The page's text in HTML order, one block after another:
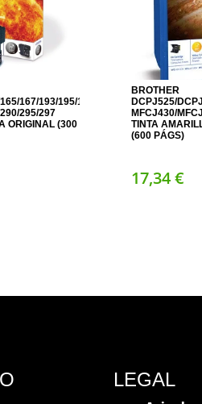
167/193/195/197/365/373/375/377;
295/297
ORIGINAL (300
BROTHER
DCPJ525/
MFCJ430/
TINTA
(600 PÁGS)
17,34 €
LEGAL